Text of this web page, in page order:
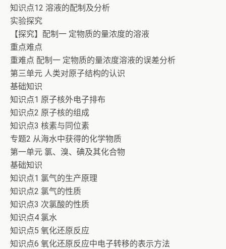
知识点12 溶液的配制及分析
实验探究
【探究】配制一 定物质的量浓度的溶液
重点难点
重难点 配制一 定物质的量浓度溶液的误差分析
第三单元 人类对原子结构的认识
基础知识
知识点1 原子核外电子排布
知识点2 原子核的组成
知识点3 核素与同位素
专题2 从海水中获得的化学物质
第一单元 氯、溴、碘及其化合物
基础知识
知识点1 氯气的生产原理
知识点2 氯气的性质
知识点3 次氯酸的性质
知识点4 氯水
知识点5 氧化还原反应
知识点6 氧化还原反应中电子转移的表示方法